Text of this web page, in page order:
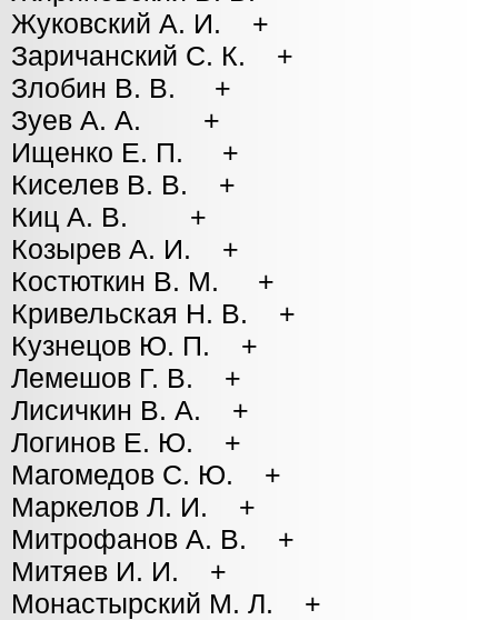
Жуковский А. И. +
Заричанский С. К. +
Злобин В. В. +
Зуев А. А. +
Ищенко Е. П. +
Киселев В. В. +
Киц А. В. +
Козырев А. И. +
Костюткин В. М. +
Кривельская Н. В. +
Кузнецов Ю. П. +
Лемешов Г. В. +
Лисичкин В. А. +
Логинов Е. Ю. +
Магомедов С. Ю. +
Маркелов Л. И. +
Митрофанов А. В. +
Митяев И. И. +
Монастырский М. Л. +